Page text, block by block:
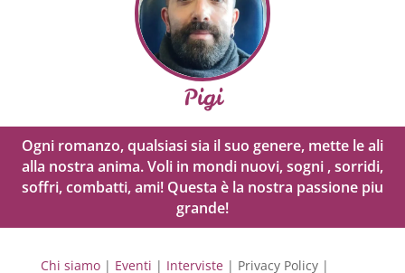
Pigi
Ogni romanzo, qualsiasi sia il suo genere, mette le ali
alla nostra anima. Voli in mondi nuovi, sogni , sorridi,
soffri, combatti, ami! Questa è la nostra passione piu
grande!
Chi siamo| Eventi | Interviste| Privacy Policy |